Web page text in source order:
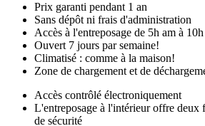
Prix garanti pendant 1 an
Sans dépôt ni frais d'administration
Accès à l'entreposage de 5h am à
Ouvert 7 jours par semaine!
Climatisé : comme à la maison!
Zone de chargement et de
Accès contrôlé électroniquement
L'entreposage à l'intérieur offre deux
de sécurité